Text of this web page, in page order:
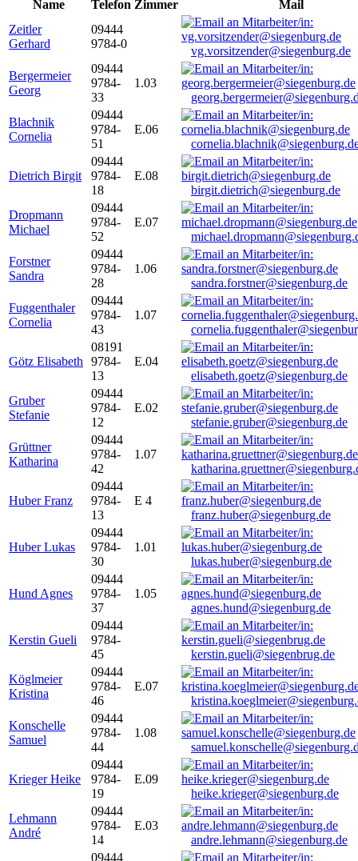
Name
Telefon Zimmer
Mail
Zeitler
Gerhard
09444
9784-0
vg.vorsitzender@siegenburg.de
Bergermeier
Georg
09444
9784-
33
1.03
Blachnik
Cornelia
09444
9784-
51
E.06
Dietrich Birgit
09444
9784-
18
E.08
birgit.dietrich@siegenburg.de
Dropmann
Michael
09444
9784-
52
E.07
Forstner
Sandra
09444
9784-
28
1.06
sandra.forstner@siegenburg.de
Fuggenthaler
Cornelia
09444
9784-
43
1.07
Götz Elisabeth
08191
9784-
13
E.04
elisabeth.goetz@siegenburg.de
Gruber
Stefanie
09444
9784-
12
E.02
stefanie.gruber@siegenburg.de
Grüttner
Katharina
09444
9784-
42
1.07
Huber Franz
09444
9784-
13
E 4
franz.huber@siegenburg.de
Huber Lukas
09444
9784-
30
1.01
lukas.huber@siegenburg.de
Hund Agnes
09444
9784-
37
1.05
agnes.hund@siegenburg.de
Kerstin Gueli
09444
9784-
45
kerstin.gueli@siegenbrug.de
Köglmeier
Kristina
09444
9784-
46
E.07
Konschelle
Samuel
09444
9784-
44
1.08
Krieger Heike
09444
9784-
19
E.09
heike.krieger@siegenburg.de
Lehmann
André
09444
9784-
14
E.03
andre.lehmann@siegenburg.de
09444